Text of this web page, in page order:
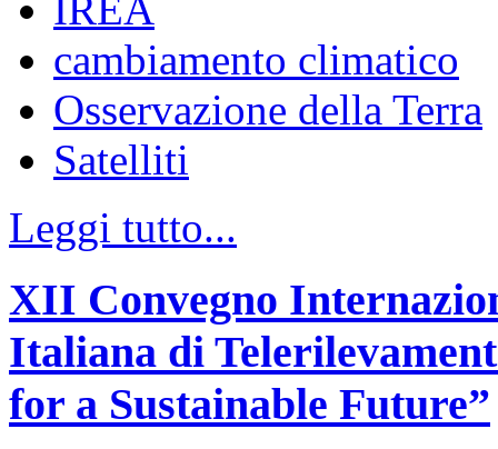
IREA
cambiamento climatico
Osservazione della Terra
Satelliti
Leggi tutto...
XII Convegno
Italiana di
for a Sustainable Future”